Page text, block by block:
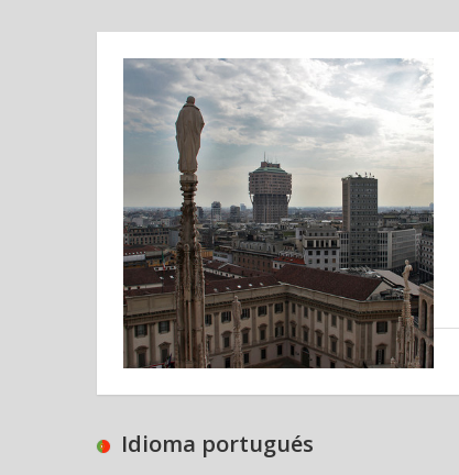
Idioma portugués